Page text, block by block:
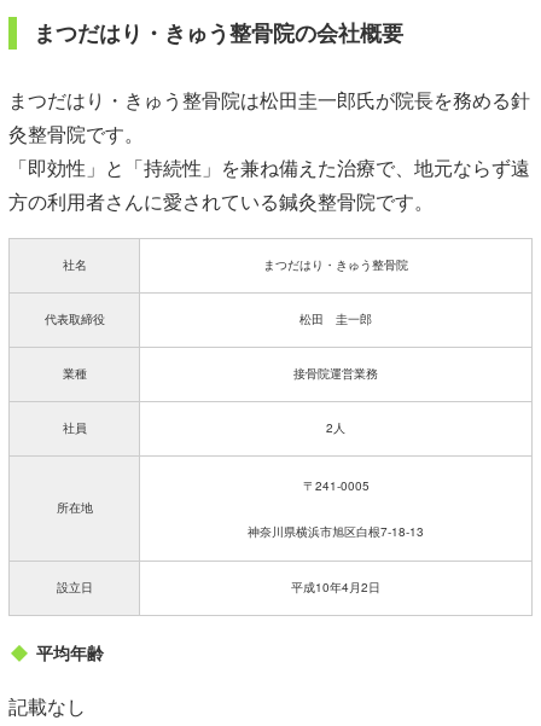
まつだはり・きゅう整骨院の会社概要
まつだはり・きゅう整骨院は松田圭一郎氏が院長を務める針
灸整骨院です。
「即効性」と「持続性」を兼ね備えた治療で、地元ならず遠
方の利用者さんに愛されている鍼灸整骨院です。
社名 まつだはり・きゅう整骨院
代表取締役 松田 圭一郎
業種 接骨院運営業務
社員 2人
所在地
〒241-0005
神奈川県横浜市旭区白根7-18-13
設立日 平成10年4月2日
平均年齢
記載なし